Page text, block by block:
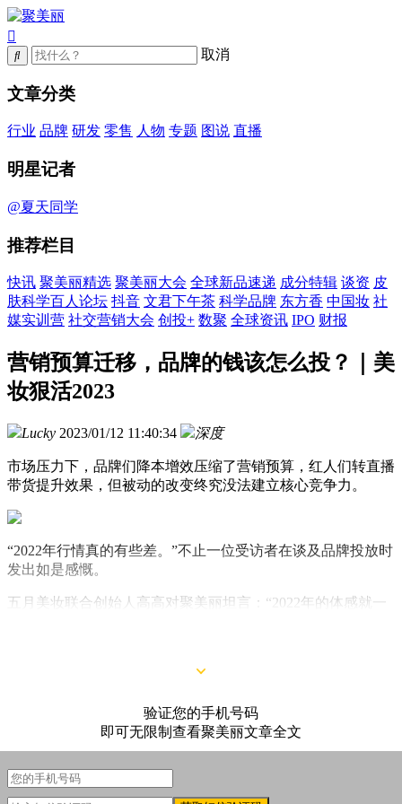
取消
文章分类
行业 品牌 研发 零售 人物 专题 图说 直播
明星记者
@夏天同学
推荐栏目
快讯 聚美丽精选 聚美丽大会 全球新品速递 成分特辑 谈资 皮
肤科学百人论坛 抖音 文君下午茶 科学品牌 东方香 中国妆 社
媒实训营 社交营销大会 创投+ 数聚 全球资讯 IPO 财报
营销预算迁移，品牌的钱该怎么投？｜美
妆狠活2023
Lucky 2023/01/12 11:40:34 深度
市场压力下，品牌们降本增效压缩了营销预算，红人们转直播
带货提升效果，但被动的改变终究没法建立核心竞争力。
“2022年行情真的有些差。”不止一位受访者在谈及品牌投放时
发出如是感慨。
五月美妆联合创始人高高对聚美丽坦言：“2022年的体感就一
验证您的手机号码
即可无限制查看聚美丽文章全文